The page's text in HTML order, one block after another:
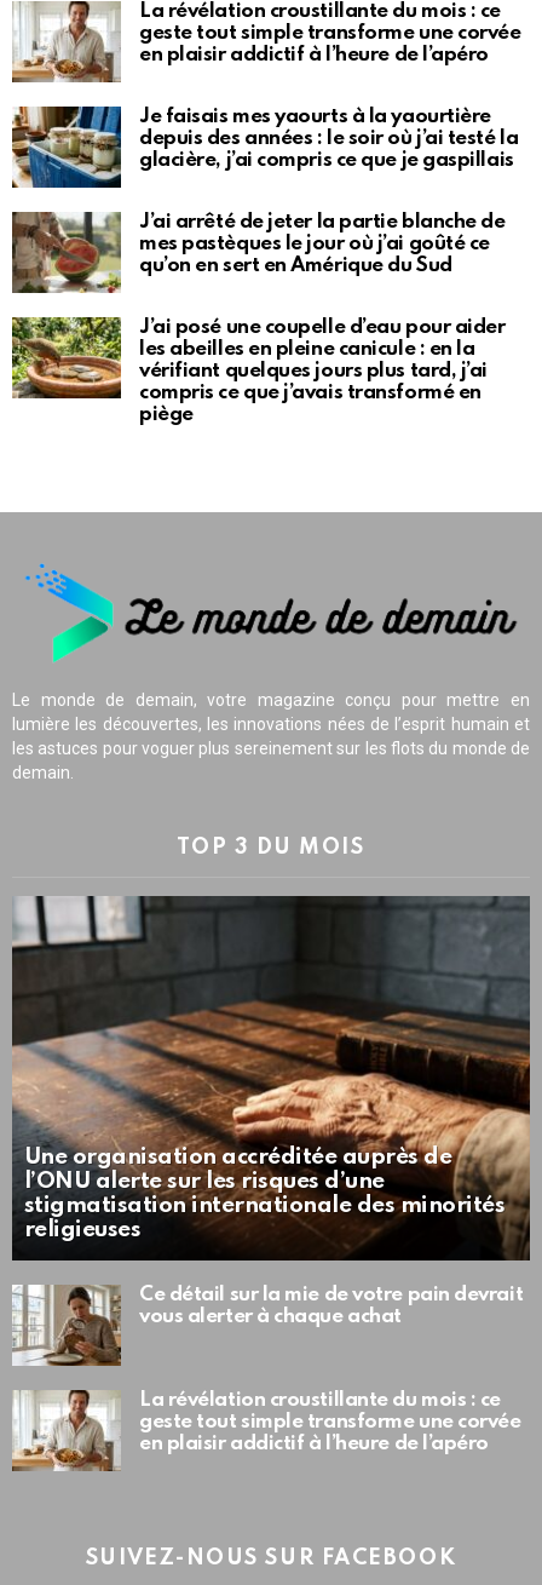
La révélation croustillante du mois : ce
geste tout simple transforme une corvée
en plaisir addictif à l’heure de l’apéro
Je faisais mes yaourts à la yaourtière
depuis des années : le soir où j’ai testé la
glacière, j’ai compris ce que je gaspillais
J’ai arrêté de jeter la partie blanche de
mes pastèques le jour où j’ai goûté ce
qu’on en sert en Amérique du Sud
J’ai posé une coupelle d’eau pour aider
les abeilles en pleine canicule : en la
vérifiant quelques jours plus tard, j’ai
compris ce que j’avais transformé en
piège
Le monde de demain, votre magazine conçu pour mettre en
lumière les découvertes, les innovations nées de l’esprit humain et
les astuces pour voguer plus sereinement sur les flots du monde de
demain.
TOP 3 DU MOIS
Une organisation accréditée auprès de
l’ONU alerte sur les risques d’une
stigmatisation internationale des minorités
religieuses
Ce détail sur la mie de votre pain devrait
vous alerter à chaque achat
La révélation croustillante du mois : ce
geste tout simple transforme une corvée
en plaisir addictif à l’heure de l’apéro
SUIVEZ-NOUS SUR FACEBOOK